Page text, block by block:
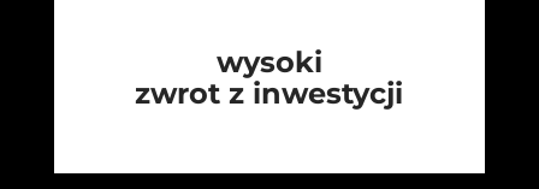
wysoki
zwrot z inwestycji